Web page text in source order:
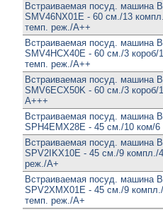
Встраиваемая посуд. машина
SMV46NX01E - 60 см./13
темп. реж./А++
Встраиваемая посуд. машина
SMV4HCX40E - 60 см./3 короб/
темп. реж./А++
Встраиваемая посуд. машина
SMV6ECX50K - 60 см./3 короб/
А+++
Встраиваемая посуд. машина
SPH4EMX28E - 45 см./10 ком/
Встраиваемая посуд. машина
SPV2IKX10E - 45 см./9 компл./
реж./А+
Встраиваемая посуд. машина
SPV2XMX01E - 45 см./9
темп. реж./А+